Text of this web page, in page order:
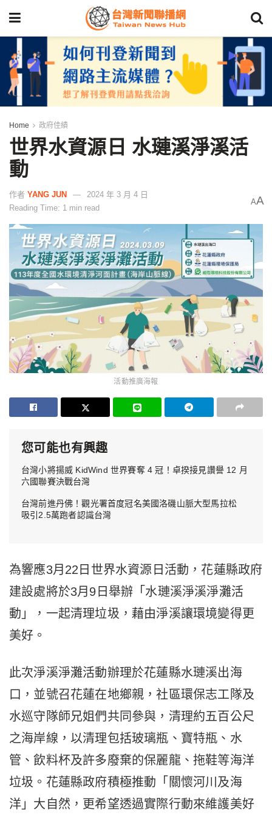
Home 政府佳績
世界水資源日 水璉溪淨溪活
動
作者 YANG JUN
2024 年 3 月 4 日
Reading Time: 1 min read
AA
活動推廣海報
您可能也有興趣
台灣小將揚威 KidWind 世界賽奪 4 冠！卓揆接見讚譽 12 月
六國聯賽決戰台灣
台灣前進丹佛！觀光署首度冠名美國洛磯山脈大型馬拉松
吸引2.5萬跑者認識台灣
為響應3月22日世界水資源日活動，花蓮縣政府
建設處將於3月9日舉辦「水璉溪淨溪淨灘活
動」，一起清理垃圾，藉由淨溪讓環境變得更
美好。
此次淨溪淨灘活動辦理於花蓮縣水璉溪出海
口，並號召花蓮在地鄉親，社區環保志工隊及
水巡守隊師兄姐們共同參與，清理約五百公尺
之海岸線，以清理包括玻璃瓶、寶特瓶、水
管、飲料杯及許多廢棄的保麗龍、拖鞋等海洋
垃圾。花蓮縣政府積極推動「關懷河川及海
洋」大自然，更希望透過實際行動來維護美好